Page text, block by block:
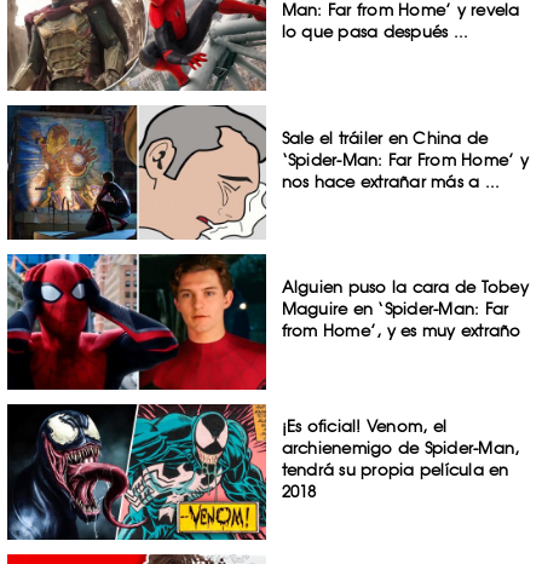
Man: Far from Home’ y revela
lo que pasa después ...
Sale el tráiler en China de
‘Spider-Man: Far From Home’ y
nos hace extrañar más a ...
Alguien puso la cara de Tobey
Maguire en ‘Spider-Man: Far
from Home’, y es muy extraño
¡Es oficial! Venom, el
archienemigo de Spider-Man,
tendrá su propia película en
2018